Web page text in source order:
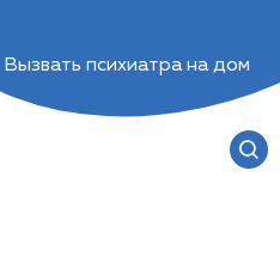
Вызвать психиатра на дом